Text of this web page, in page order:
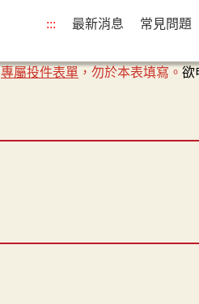
::: 最新消息 常見問題
專屬投件表單 ，勿於本表填寫。 欲